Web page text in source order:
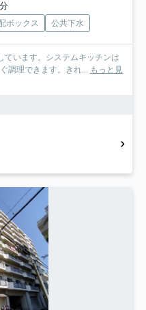
ボックス 公共下水
ています。システムキッチンは
調理できます。きれ... もっと見